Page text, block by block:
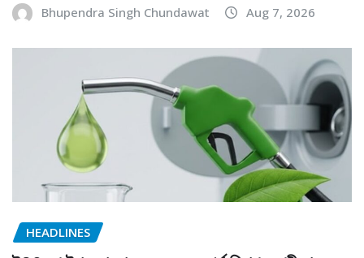
Bhupendra Singh Chundawat Aug 7, 2026
HEADLINES